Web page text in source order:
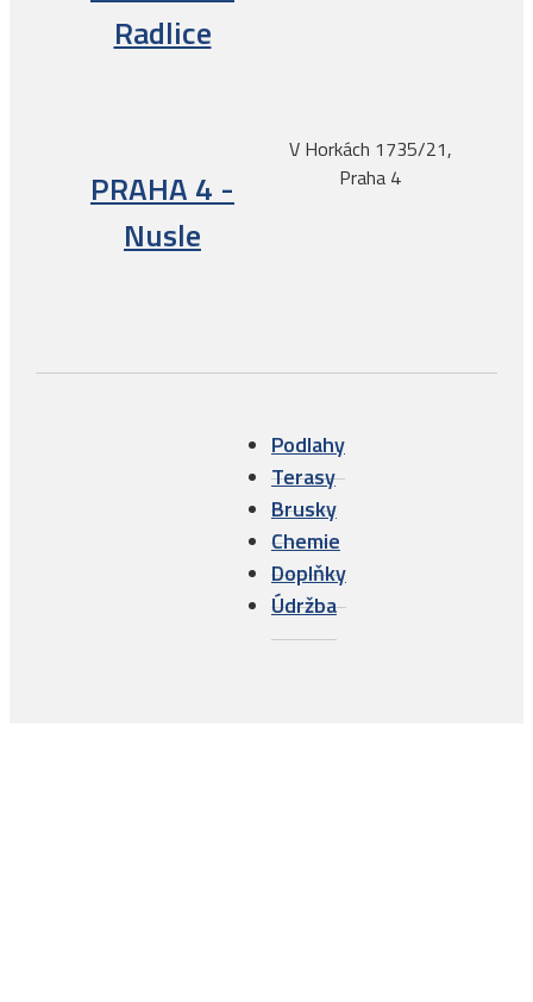
Radlice
PRAHA 4 -
Nusle
V Horkách 1735/21,
Praha 4
Podlahy
Terasy
Brusky
Chemie
Doplňky
Údržba